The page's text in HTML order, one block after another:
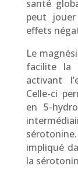
santé
peut
effets
Le
facilite la
activant
Celle-ci
en 5-
impliqué
la